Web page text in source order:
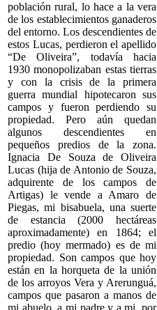
población rural, lo hace a la vera
de los establecimientos ganaderos
del entorno. Los descendientes de
estos Lucas, perdieron el apellido
“De Oliveira”, todavía hacia
1930 monopolizaban estas tierras
y con la crisis de la primera
guerra mundial hipotecaron sus
campos y fueron perdiendo su
propiedad. Pero aún quedan
algunos descendientes en
pequeños predios de la zona.
Ignacia De Souza de Oliveira
Lucas (hija de Antonio de Souza,
adquirente de los campos de
Artigas) le vende a Amaro de
Piegas, mi bisabuela, una suerte
de estancia (2000 hectáreas
aproximadamente) en 1864; el
predio (hoy mermado) es de mi
propiedad. Son campos que hoy
están en la horqueta de la unión
de los arroyos Vera y Arerunguá,
campos que pasaron a manos de
mi abuelo, a mi padre y a mi, por